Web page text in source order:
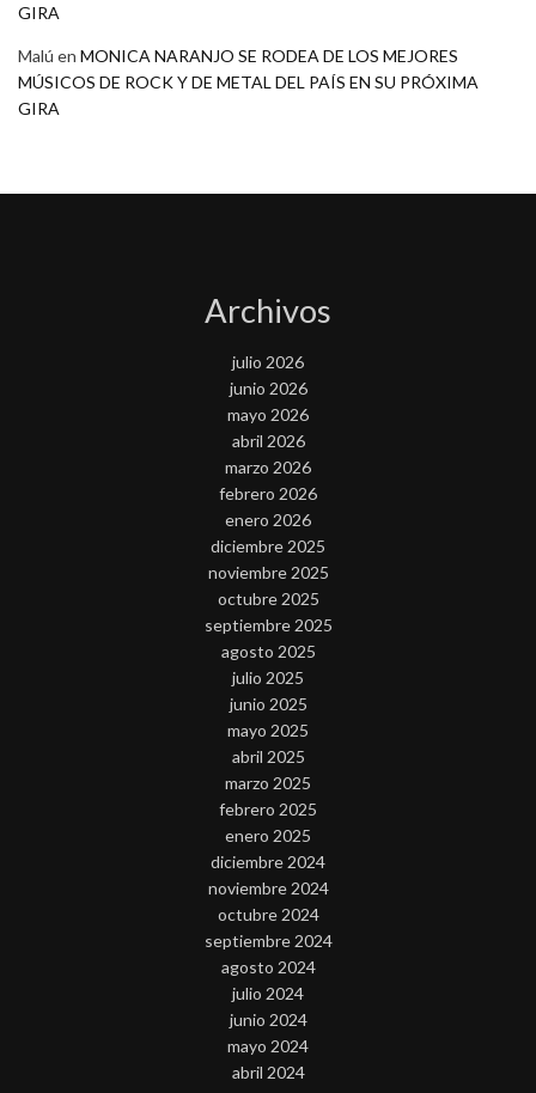
GIRA
Malú en MONICA NARANJO SE RODEA DE LOS MEJORES
MÚSICOS DE ROCK Y DE METAL DEL PAÍS EN SU PRÓXIMA
GIRA
Archivos
julio 2026
junio 2026
mayo 2026
abril 2026
marzo 2026
febrero 2026
enero 2026
diciembre 2025
noviembre 2025
octubre 2025
septiembre 2025
agosto 2025
julio 2025
junio 2025
mayo 2025
abril 2025
marzo 2025
febrero 2025
enero 2025
diciembre 2024
noviembre 2024
octubre 2024
septiembre 2024
agosto 2024
julio 2024
junio 2024
mayo 2024
abril 2024